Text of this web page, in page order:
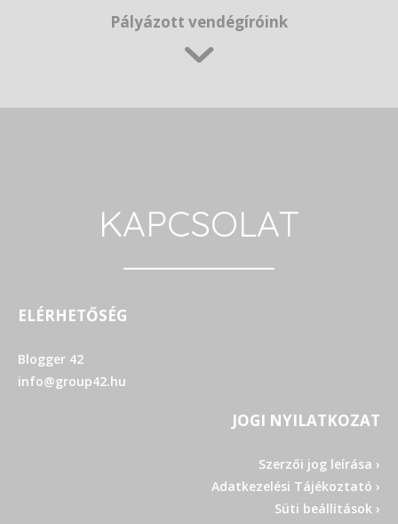
Pályázott vendégíróink
KAPCSOLAT
ELÉRHETŐSÉG
Blogger 42
info@group42.hu
JOGI NYILATKOZAT
Szerzői jog leírása ›
Adatkezelési Tájékoztató ›
Süti beállítások ›